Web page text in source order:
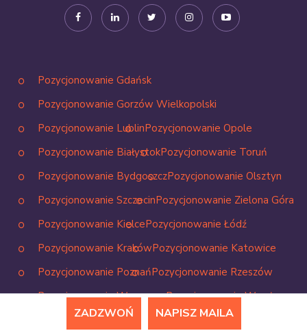
Pozycjonowanie Gdańsk
Pozycjonowanie Gorzów Wielkopolski
Pozycjonowanie LublinPozycjonowanie Opole
Pozycjonowanie BiałystokPozycjonowanie Toruń
Pozycjonowanie BydgoszczPozycjonowanie Olsztyn
Pozycjonowanie SzczecinPozycjonowanie Zielona Góra
Pozycjonowanie KielcePozycjonowanie Łódź
Pozycjonowanie KrakówPozycjonowanie Katowice
Pozycjonowanie PoznańPozycjonowanie Rzeszów
Pozycjonowanie WarszawaPozycjonowanie Wrocław
ZADZWOŃ NAPISZ MAILA